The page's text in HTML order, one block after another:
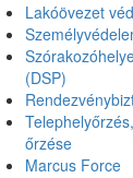
Lakóövezet
(DSP)
őrzése
Marcus Force